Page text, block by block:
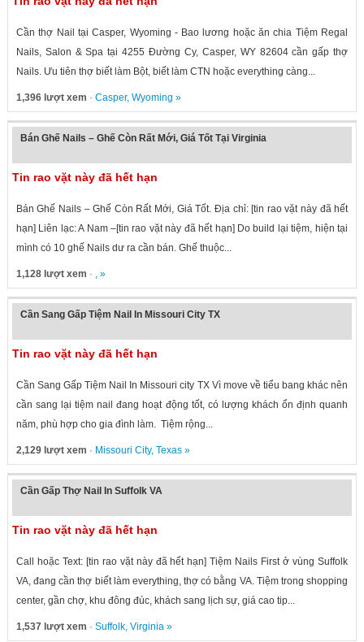
Cần thợ Nail tại Casper, Wyoming - Bao lương hoặc ăn chia Tiệm Regal
Nails, Salon & Spa tại 4255 Đường Cy, Casper, WY 82604 cần gấp thợ
Nails. Ưu tiên thợ biết làm Bột, biết làm CTN hoặc everything càng...
1,396 lượt xem · Casper, Wyoming »
Bán Ghế Nails – Ghế Còn Rất Mới, Giá Tốt Tại Virginia
Tin rao vặt này đã hết hạn
Bán Ghế Nails – Ghế Còn Rất Mới, Giá Tốt. Địa chỉ: [tin rao vặt này đã hết
hạn] Liên lạc: A Nam –[tin rao vặt này đã hết hạn] Do build lại tiệm, hiện tại
mình có 10 ghế Nails dư ra cần bán. Ghế thuộc...
1,128 lượt xem · , »
Cần Sang Gấp Tiệm Nail In Missouri City TX
Tin rao vặt này đã hết hạn
Cần Sang Gấp Tiệm Nail In Missouri city TX Vì move về tiểu bang khác nên
cần sang lại tiệm nail đang hoạt động tốt, có lượng khách ổn định quanh
năm, phù hợp cho gia đình làm. Tiệm rộng...
2,129 lượt xem · Missouri City, Texas»
Cần Gấp Thợ Nail In Suffolk VA
Tin rao vặt này đã hết hạn
Call hoặc Text: [tin rao vặt này đã hết hạn] Tiệm Nails First ở vùng Suffolk
VA, đang cần thợ biết làm everything, thợ có bằng VA. Tiệm trong shopping
center, gần chợ, khu đông đúc, khách sang lịch sự, giá cao tip...
1,537 lượt xem · Suffolk, Virginia»